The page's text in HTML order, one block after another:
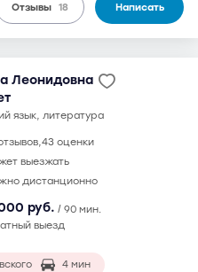
Отзывы 18 Написать
Леонидовна
язык, литература
43 оценки
выезжать
дистанционно
руб. / 90 мин.
выезд
4 мин